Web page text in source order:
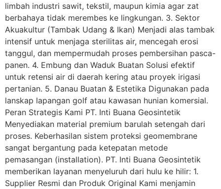
limbah industri sawit, tekstil, maupun kimia agar zat
berbahaya tidak merembes ke lingkungan. 3. Sektor
Akuakultur (Tambak Udang & Ikan) Menjadi alas tambak
intensif untuk menjaga sterilitas air, mencegah erosi
tanggul, dan mempermudah proses pembersihan pasca-
panen. 4. Embung dan Waduk Buatan Solusi efektif
untuk retensi air di daerah kering atau proyek irigasi
pertanian. 5. Danau Buatan & Estetika Digunakan pada
lanskap lapangan golf atau kawasan hunian komersial.
Peran Strategis Kami PT. Inti Buana Geosintetik
Menyediakan material premium barulah setengah dari
proses. Keberhasilan sistem proteksi geomembrane
sangat bergantung pada ketepatan metode
pemasangan (installation). PT. Inti Buana Geosintetik
memberikan layanan menyeluruh dari hulu ke hilir: 1.
Supplier Resmi dan Produk Original Kami menjamin